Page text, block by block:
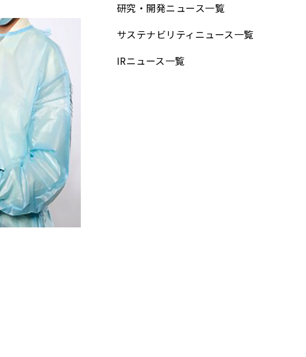
研究・開発ニュース⼀覧
サステナビリティニュース⼀覧
IRニュース⼀覧